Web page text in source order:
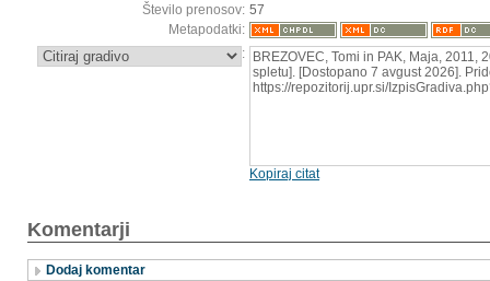
Število prenosov: 57
Metapodatki:
: BREZOVEC, Tomi in PAK, Maja, 2011,
spletu]. [Dostopano 7 avgust 2026].
https://repozitorij.upr.si/
Kopiraj citat
Komentarji
Dodaj komentar